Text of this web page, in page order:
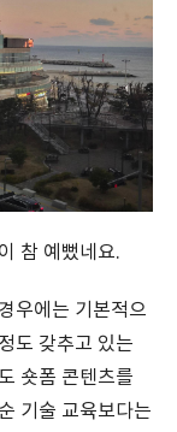
참 예뻤네요.
우에는 기본적으
도 갖추고 있는
숏폼 콘텐츠를
기술 교육보다는